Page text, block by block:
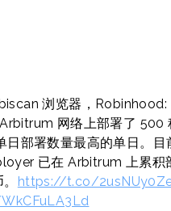
浏览器，
网络上部署了 500
日部署数量最高的单日。目
已在 Arbitrum 上累积
https://t.co/